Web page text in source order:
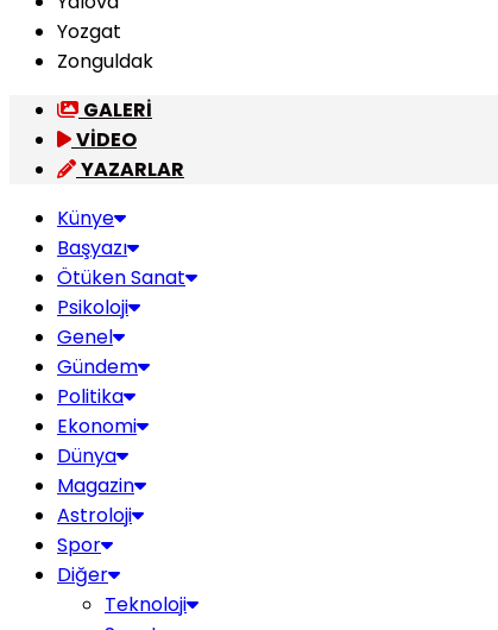
Yozgat
Zonguldak
GALERİ
VİDEO
YAZARLAR
Künye
Başyazı
Ötüken Sanat
Psikoloji
Genel
Gündem
Politika
Ekonomi
Dünya
Magazin
Astroloji
Spor
Diğer
Teknoloji